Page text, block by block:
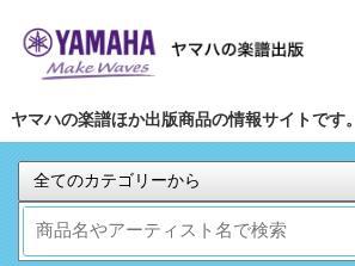
ヤマハの楽譜ほか出版商品の情報サイトです。